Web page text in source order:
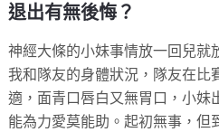
退出有無後悔？
神經大條的小妹事情放一回兒就
我和隊友的身體狀況，隊友在比
適，面青口唇白又無胃口，小妹
能為力愛莫能助。起初無事，但